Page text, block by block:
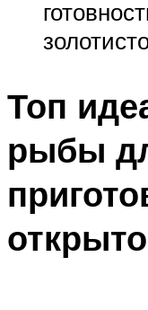
Топ
рыбы